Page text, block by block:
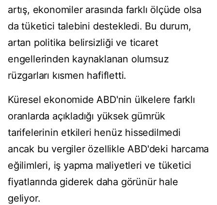
artış, ekonomiler arasında farklı ölçüde olsa
da tüketici talebini destekledi. Bu durum,
artan politika belirsizliği ve ticaret
engellerinden kaynaklanan olumsuz
rüzgarları kısmen hafifletti.
Küresel ekonomide ABD'nin ülkelere farklı
oranlarda açıkladığı yüksek gümrük
tarifelerinin etkileri henüz hissedilmedi
ancak bu vergiler özellikle ABD'deki harcama
eğilimleri, iş yapma maliyetleri ve tüketici
fiyatlarında giderek daha görünür hale
geliyor.